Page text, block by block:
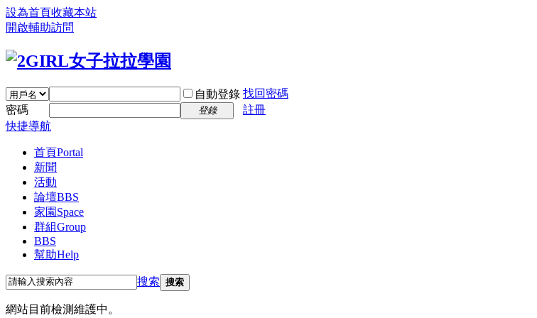
設為首頁收藏本站
開啟輔助訪問
自動登錄 找回密碼
密碼
登錄
註冊
快捷導航
首頁Portal
新聞
活動
論壇BBS
家園 Space
群組Group
BBS
幫助Help
搜索 搜索
網站目前檢測維護中。